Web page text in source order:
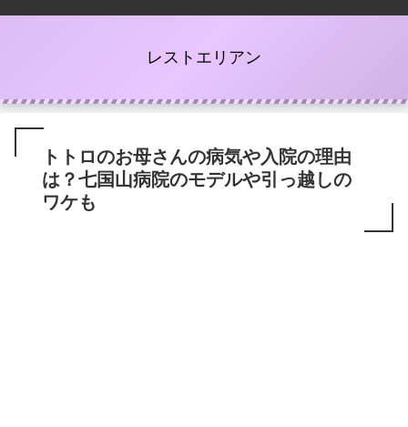
レストエリアン
トトロのお母さんの病気や入院の理由
は？七国山病院のモデルや引っ越しの
ワケも